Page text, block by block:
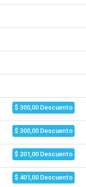
$ 300,00 Descuento
$ 300,00 Descuento
$ 201,00 Descuento
$ 401,00 Descuento